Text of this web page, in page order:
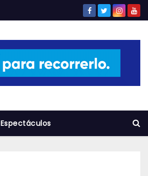
Espectáculos